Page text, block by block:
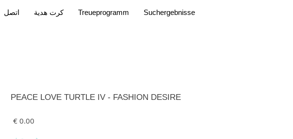
اتصل كرت هدية Treueprogramm Suchergebnisse
PEACE LOVE TURTLE IV - FASHION DESIRE
السعر